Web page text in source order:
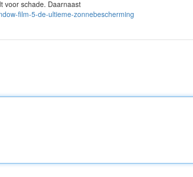
voor schade. Daarnaast
film-5-de-ultieme-zonnebescherming